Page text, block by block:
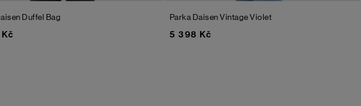
Duffel Bag Parka DaisenVintage Violet
5 398 Kč